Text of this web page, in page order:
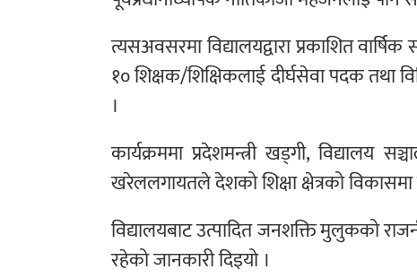
त्यसअवसरमा विद्यालयद्वारा प्रकाशित
१० शिक्षक/शिक्षिकलाई दीर्घसेवा पदक तथा
।
कार्यक्रममा प्रदेशमन्त्री खड्गी, विद्यालय
खरेललगायतले देशको शिक्षा क्षेत्रको विकासमा
विद्यालयबाट उत्पादित जनशक्ति मुलुकको
रहेको जानकारी दिइयो ।